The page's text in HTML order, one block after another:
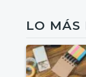
LO MÁS